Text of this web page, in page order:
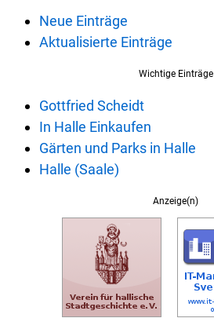
Neue Einträge
Aktualisierte Einträge
Wichtige Einträge
Gottfried Scheidt
In Halle Einkaufen
Gärten und Parks in Halle
Halle (Saale)
Anzeige(n)